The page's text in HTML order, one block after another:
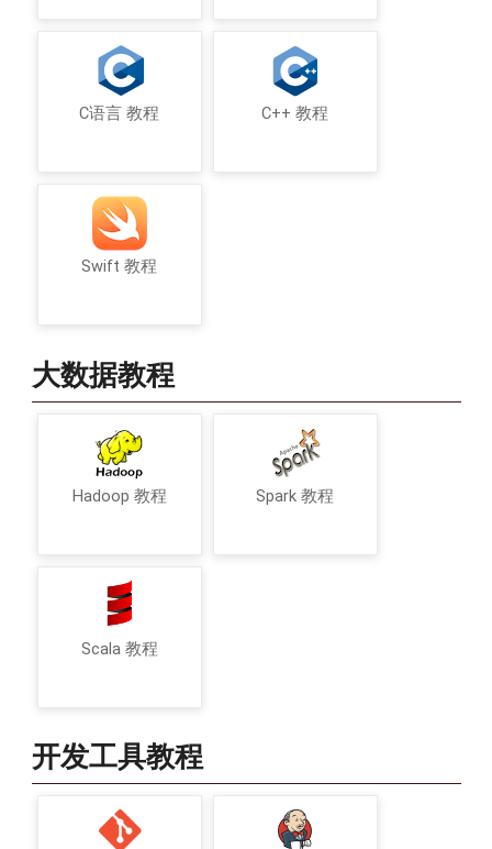
C语言 教程 C++ 教程
Swift 教程
大数据教程
Hadoop 教程 Spark 教程
Scala 教程
开发工具教程